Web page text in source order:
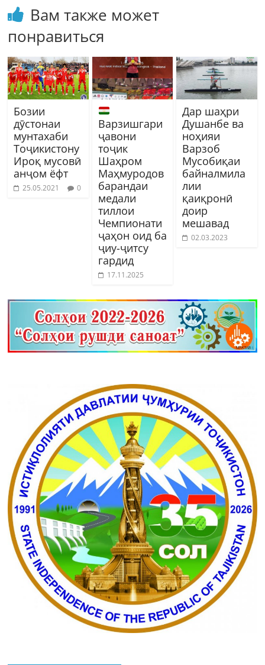
Вам также может
понравиться
Бозии
дӯстонаи
мунтахаби
Тоҷикистону
Ироқ мусовӣ
анҷом ёфт
25.05.2021 0
Варзишгари
ҷавони
тоҷик
Шаҳром
Маҳмуродов
барандаи
медали
тиллои
Чемпионати
ҷаҳон оид ба
ҷиу-ҷитсу
гардид
17.11.2025
Дар шаҳри
Душанбе ва
ноҳияи
Варзоб
Мусобиқаи
байналмила
лии
қаиқронӣ
доир
мешавад
02.03.2023